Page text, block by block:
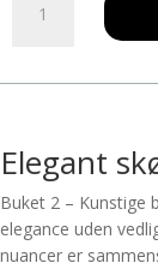
antal
Elegant
Buket 2 – Kunstige
elegance uden
nuancer er